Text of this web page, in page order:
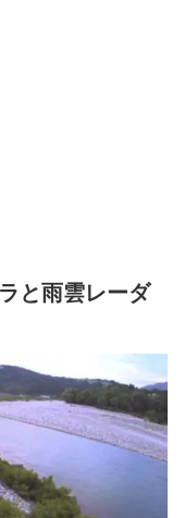
と雨雲レーダ